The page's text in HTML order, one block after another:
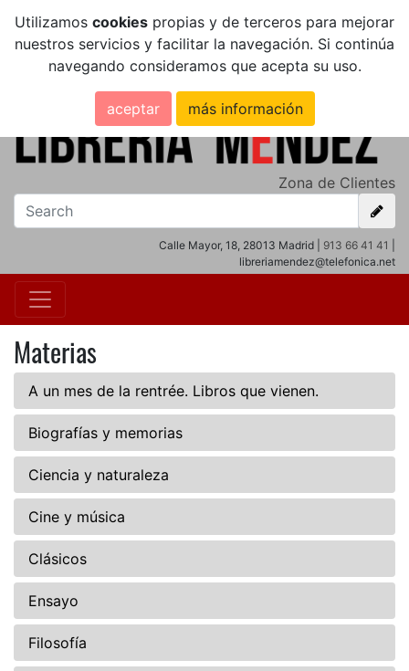
Utilizamos cookies propias y de terceros para mejorar
nuestros servicios y facilitar la navegación. Si continúa
navegando consideramos que acepta su uso.
aceptar más información
Zona de Clientes
Calle Mayor, 18, 28013 Madrid | 913 66 41 41
libreriamendez@telefonica.net
Materias
A un mes de la rentrée. Libros que vienen.
Biografías y memorias
Ciencia y naturaleza
Cine y música
Clásicos
Ensayo
Filosofía